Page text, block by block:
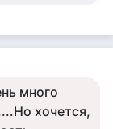
много
хочется,